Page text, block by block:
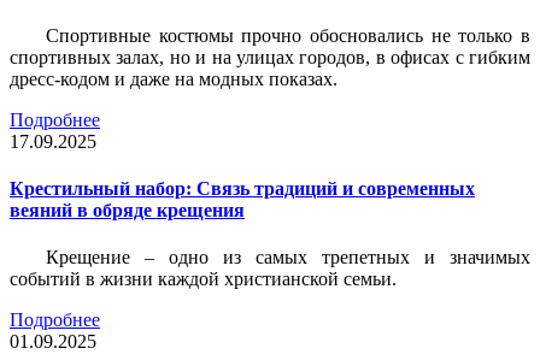
Спортивные костюмы прочно обосновались не только в
спортивных залах, но и на улицах городов, в офисах с гибким
дресс-кодом и даже на модных показах.
Подробнее
17.09.2025
Крестильный набор: Связь традиций и современных
веяний в обряде крещения
Крещение – одно из самых трепетных и значимых
событий в жизни каждой христианской семьи.
Подробнее
01.09.2025